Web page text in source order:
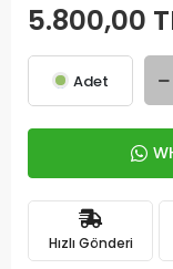
5.800,00
Adet
Hızlı Gönderi